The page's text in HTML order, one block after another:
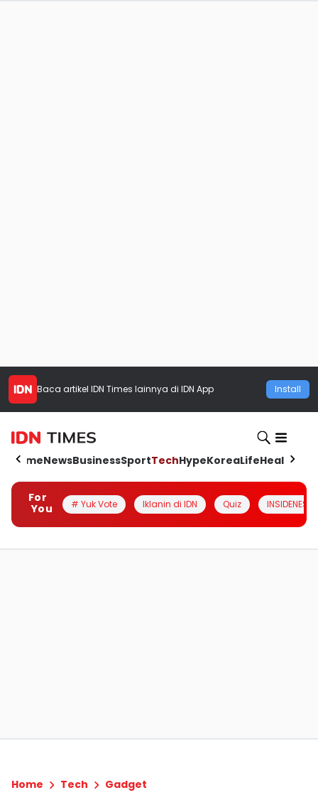
Baca artikel IDN Times lainnya di IDN App Install
HomeNewsBusinessSportTechHypeKoreaLifeHealth
For
You
# Yuk Vote Iklanin di IDN Quiz INSIDENESIA
Home Tech Gadget